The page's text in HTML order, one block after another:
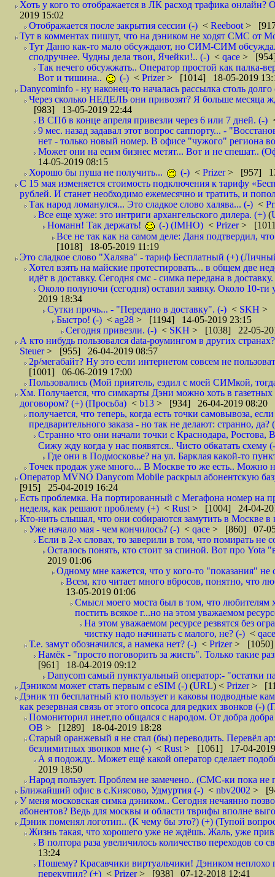
Хоть у кого то отображается в ЛК расход трафика
2019 15:02
Отображается после закрытия сессии (-) < Reeboot >
Тут в комментах пишут, что на дэником не ходят СМС от
Тут Даню как-то мало обсуждают, но СИМ-СИМ
сподручнее. Чудны дела твои, Ячейки!.. (-) < qace > [954]
Так нечего обсужжать.. Оператор простой как палка-
Вот и тишина..
(-) < Prizer> [1014] 18-05-2019
Danycominfo - ну наконец-то началась рассылка столь
Через сколько НЕДЕЛЬ они привозят? Я больше месяца
[983] 13-05-2019 22:44
В СПб в конце апреля привезли через 6 или 7 дней. (-)
9 мес. назад задавал этот вопрос саппорту... -
нет - только новый номер. В офисе "чужого" региона
Может они на есим бизнес метят... Вот и не спешат..
14-05-2019 08:15
Хорошо бы пуша не получить...
(-) < Prizer> [957]
С 15 мая изменяется стоимость подключения к тарифу
рублей. И станет необходимо ежемесячно и тратить, и
Так народ ломанулся... Это сладкое слово халява... (-) <
Все еще хуже: это интриги архангельского дилера. (+) (
Номанн! Так держать!
(-) (IMHO) < Prizer>
Все не так как на самом деле: Даня подтвердил,
[1018] 18-05-2019 11:19
Это сладкое слово "Халява" - тариф Бесплатный (+)
Хотел взять на майские протестировать... в общем две
идёт в доставку. Сегодня смс - симка передана в
Около полуночи (сегодня) оставил заявку. Около 10-ти
2019 18:34
Сутки прочь... - "Передано в доставку". (-) < SKH >
Быстро! (-) < ag28 > [1194] 14-05-2019 23:15
Сегодня привезли. (-) < SKH > [1038] 22-05-
А кто нибудь пользовался data-роумингом в других
Steuer> [955] 26-04-2019 08:57
2р/мегабайт? Ну это если интернетом совсем не
[1001] 06-06-2019 17:00
Пользовались (Мой приятель, ездил с моей СИМкой,
Хм. Получается, что симкарты Дэни можно хоть в газетных
договором? (+) (Просьба) < b13 > [934] 26-04-2019 08:20
получается, что теперь, когда есть точки самовывоза,
предварительного заказа - но так не делают: странно, да?
Странно что они начали точки с Краснодара,
Сижу жду когда у нас появятся.. Чисто обкатать схему
Где они в Подмосковье? на ул. Барклая какой-то
Точек продаж уже много... В Москве то же есть.. Можно
Оператор MVNO Danycom Mobile раскрыл абонентскую
[915] 25-04-2019 16:24
Есть проблемка. На портированный с Мегафона номер на
неделя, как решают проблему (+) < Rust > [1004] 24-04-
Кто-нить слышал, что они собираются замутить в Москве в
Уже начало мая - чем кончилось? (-) < qace > [860] 07-
Если в 2-х словах, то заверили в том, что помирать не
Осталось понять, кто стоит за спиной. Вот про Yota
2019 01:06
Одному мне кажется, что у кого-то "показания" не
Всем, кто читает много вбросов, понятно, что
13-05-2019 01:06
Смысл моего моста был в том, что любителям
постить всякое г...но на этом уважаемом
На этом уважаемом ресурсе резвятся без
чистку надо начинать с малого, не? (-) <
Т.е. замут обозначился, а намека нет? (-) < Prizer> [1050]
Намёк - "просто поговорить за жисть". Только такие
[961] 18-04-2019 09:12
Danycom самый пунктуальный оператор:- "остатки
Дэником может стать первым с еSIM (-) (URL) < Prizer>
Дэник тп бесплатный кто пользует и каковы подводные
как резервная связь от этого опсоса для редких звонков (-)
Помониторил инет,по общался с народом. От добра
ОВ > [1289] 18-04-2019 18:28
Старый оранжевый я не стал (бы) переводить. Перевёл
безлимитных звонков мне (-) < Rust > [1061] 17-04-
А я подожду.. Может ещё какой оператор сделает
2019 18:50
Народ пользует. Проблем не замечено.. (СМС-ки пока
Ближайший офис в с.Киясово, Удмуртия (-) < nbv2002 >
У меня московская симка дэником.. Сегодня нечаянно
абонентов? Ведь для москвы и области тврифы вполне
Дэник поменял логотип.. (К чему бы это?) (+) (Тупой
Жизнь такая, что хорошего уже не ждёшь. Жаль, уже
В полтора раза увеличилось количество переходов
13:24
Пошему? Красавчики виртуальчики! Дэником
перекупил? (+) < Prizer> [938] 07-12-2018 12:41